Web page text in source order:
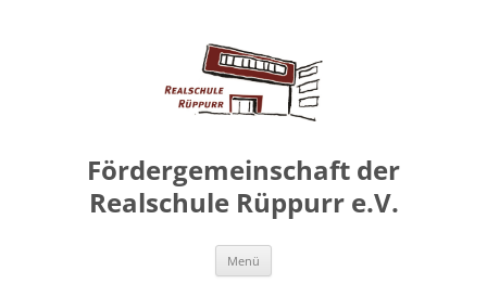
Fördergemeinschaft der
Realschule Rüppurr e.V.
Menü